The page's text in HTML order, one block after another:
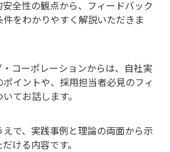
全性の観点から、フィードバック
をわかりやすく解説いただきま
コーポレーションからは、 自社実
イントや、採用担当者必見のフィ
てお話します。
で、実践事例と理論の両面から示
ける内容です。